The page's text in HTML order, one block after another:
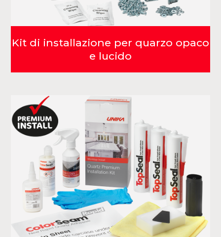
Kit di installazione per quarzo opaco
e lucido